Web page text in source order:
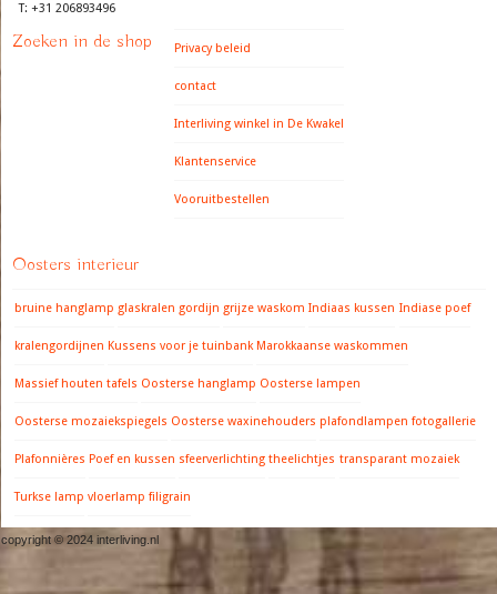
T: +31 206893496
Zoeken in de shop Privacy beleid
contact
Interliving winkel in De Kwakel
Klantenservice
Vooruitbestellen
Oosters interieur
bruine hanglamp glaskralen gordijn grijze waskom Indiaas kussen Indiase poef
kralengordijnen Kussens voor je tuinbank Marokkaanse waskommen
Massief houten tafels Oosterse hanglamp Oosterse lampen
Oosterse mozaiekspiegels Oosterse waxinehouders plafondlampen fotogallerie
Plafonnières Poef en kussen sfeerverlichting theelichtjes transparant mozaiek
Turkse lamp vloerlamp filigrain
copyright © 2024 interliving.nl